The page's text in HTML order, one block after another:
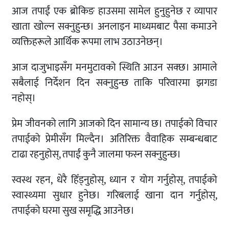
आज तपाईं एक ब्रोकिङ हाउसमा सामेल हुनुहुनेछ र व्यापार
खाता खोल्न सक्नुहुन्छ। अनलाइन माध्यमबाट पैसा कमाउने
व्यक्तिहरूले आर्थिक रूपमा लाभ उठाउनेछन्।
आज दाजुभाइसँग मनमुटावको स्थिति आउन सक्छ। आमाले
सबैलाई निर्देशन दिन सक्नुहुन्छ ताकि परिवारमा झगडा
नहोस्।
प्रेम जीवनको लागि आजको दिन सामान्य छ। तपाईको विचार
तपाईको प्रेमीसँग मिल्दैन। अतिरिक्त वैवाहिक सम्बन्धबाट
टाढा रहनुहोस्, तपाईं कुनै जालमा फस्न सक्नुहुन्छ।
स्वस्थ रहन, धेरै हिँड्नुहोस्, ध्यान र योग गर्नुहोस्, तपाईको
स्वास्थ्यमा सुधार हुनेछ। गरिबलाई खाना दान गर्नुहोस्,
तपाईको घरमा सुख समृद्धि आउनेछ।